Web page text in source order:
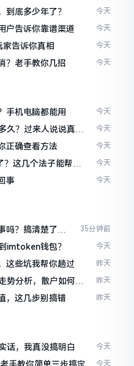
底多少年了？ 今天
户告诉你靠谱渠道 今天
告诉你真相 今天
？老手教你几招 今天
手机电脑都能用 今天
久？过来人说说真实
今天
正确查看方法 今天
这几个法子能帮你
今天
事 今天
？搞清楚了再
35分钟前
imtoken钱包？ 今天
这些坑我帮你趟过 昨天
势分析，散户如何避
昨天
，这几步别搞错 昨天
话，我真没搞明白 今天
今天